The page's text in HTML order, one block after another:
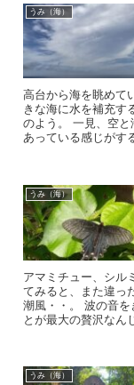
うみ（海）
高台から海を眺めて
きな海に水を補充す
のよう。 一見、空
あっている感じがす
うみ（海）
アマミチュー、シル
てみると、また違っ
潮風・・。 波の音を
とが最大の贅沢なん
うみ（海）